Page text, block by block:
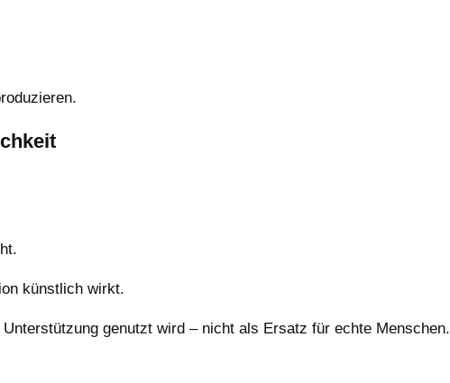
künstlich wirkt.
genutzt wird – nicht als Ersatz für echte Menschen.